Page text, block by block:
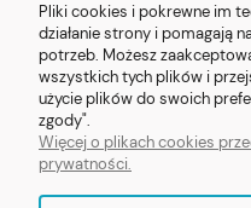
Figurka
❮
Pliki cookies i pokrewne im
działanie strony i pomagają
potrzeb. Możesz
wszystkich tych plików i
użycie plików do swoich
zgody".
Więcej o plikach cookies
prywatności.